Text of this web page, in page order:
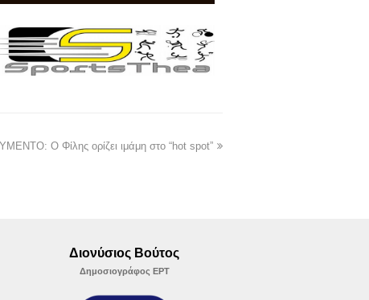
Ο Φίλης ορίζει ιμάμη στο “hot spot”
Διονύσιος Βούτος
Δημοσιογράφος ΕΡΤ